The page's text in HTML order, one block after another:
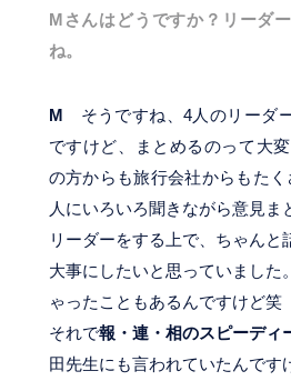
Mさんはどうですか？リーダ
ね。
M そうですね、4人のリーダ
ですけど、まとめるのって大
の方からも旅行会社からもた
人にいろいろ聞きながら意見ま
リーダーをする上で、ちゃんと
大事にしたいと思っていました
ゃったこともあるんですけど笑
それで報・連・相のスピーディ
田先生にも言われていたんです